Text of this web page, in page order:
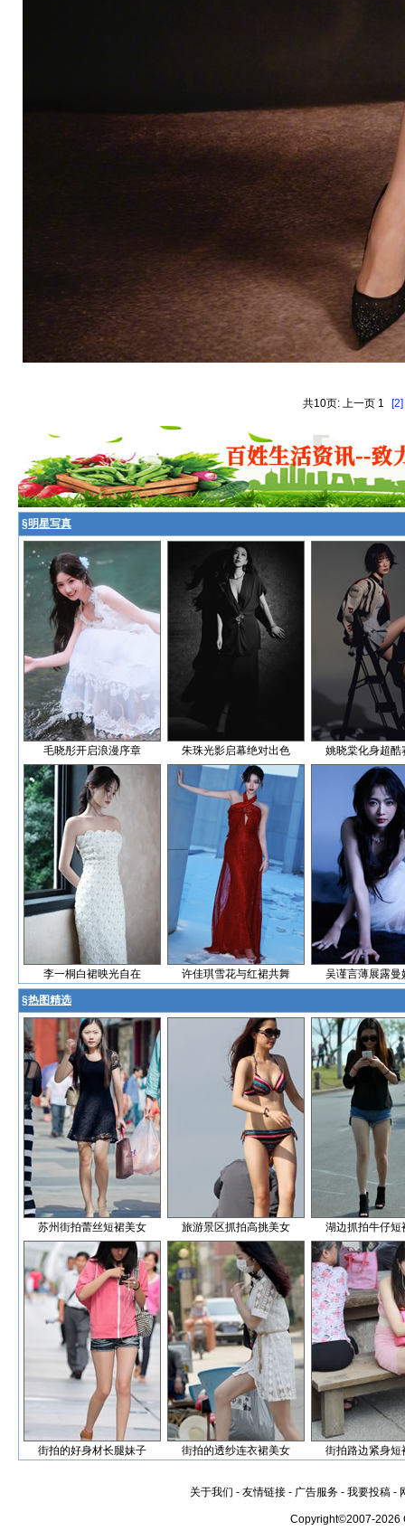
共10页: 上一页 1 [2]
§明星写真
毛晓彤开启浪漫序章 朱珠光影启幕绝对出色 姚晓棠化身超酷
李一桐白裙映光自在 许佳琪雪花与红裙共舞 吴谨言薄展露曼
§热图精选
苏州街拍蕾丝短裙美女 旅游景区抓拍高挑美女 湖边抓拍牛仔短
街拍的好身材长腿妹子 街拍的透纱连衣裙美女 街拍路边紧身短
关于我们 - 友情链接 - 广告服务 - 我要投稿 -
Copyright©2007-2026